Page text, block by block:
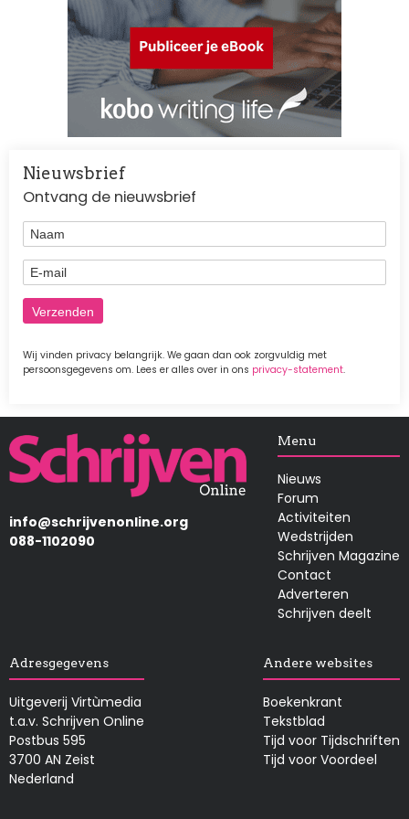
Nieuwsbrief
Ontvang de nieuwsbrief
Naam
E-mail
Wij vinden privacy belangrijk. We gaan dan ook zorgvuldig met
persoonsgegevens om. Lees er alles over in ons privacy-statement.
Afbeelding
info@schrijvenonline.org
088-1102090
Menu
Nieuws
Forum
Activiteiten
Wedstrijden
Schrijven Magazine
Contact
Adverteren
Schrijven deelt
Adresgegevens
Uitgeverij Virtùmedia
t.a.v. Schrijven Online
Postbus 595
3700 AN Zeist
Nederland
Andere websites
Boekenkrant
Tekstblad
Tijd voor Tijdschriften
Tijd voor Voordeel